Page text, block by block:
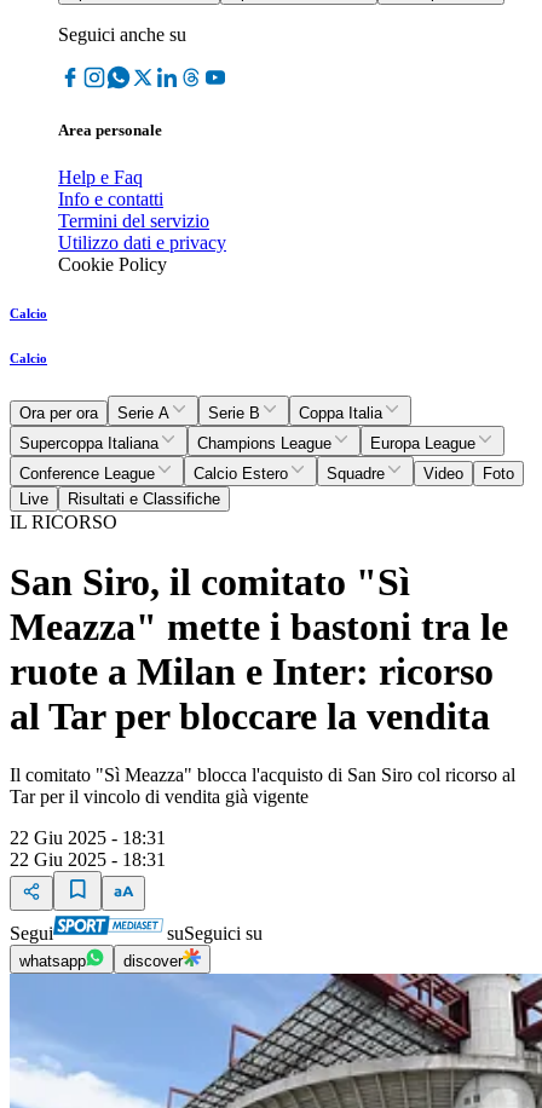
Seguici anche su
Area personale
Help e Faq
Info e contatti
Termini del servizio
Utilizzo dati e privacy
Cookie Policy
Calcio
Calcio
Ora per ora Serie A Serie B
Coppa Italia
Supercoppa Italiana
Champions League
Europa League
Conference League
Calcio Estero Squadre Video
Foto
Live
Risultati e Classifiche
IL RICORSO
San Siro, il comitato "Sì
Meazza" mette i bastoni tra le
ruote a Milan e Inter: ricorso
al Tar per bloccare la vendita
Il comitato "Sì Meazza" blocca l'acquisto di San Siro col ricorso al
Tar per il vincolo di vendita già vigente
22 Giu 2025 - 18:31
22 Giu 2025 - 18:31
Segui suSeguici su
whatsapp discover